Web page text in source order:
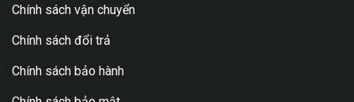
Chính sách vận chuyển
Chính sách đổi trả
Chính sách bảo hành